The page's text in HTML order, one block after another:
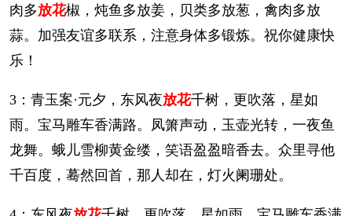
肉多放花椒，炖鱼多放姜，贝类多放葱，禽肉多放
蒜。加强友谊多联系，注意身体多锻炼。祝你健康快
乐！
3：青玉案·元夕，东风夜放花千树，更吹落，星如
雨。宝马雕车香满路。凤箫声动，玉壶光转，一夜鱼
龙舞。蛾儿雪柳黄金缕，笑语盈盈暗香去。众里寻他
千百度，蓦然回首，那人却在，灯火阑珊处。